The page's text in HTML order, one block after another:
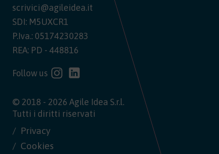
scrivici@agileidea.it
SDI: M5UXCR1
P.Iva.: 05174230283
REA: PD - 448816
Follow us
© 2018 - 2026 Agile Idea S.r.l.
Tutti i diritti riservati
Privacy
Cookies